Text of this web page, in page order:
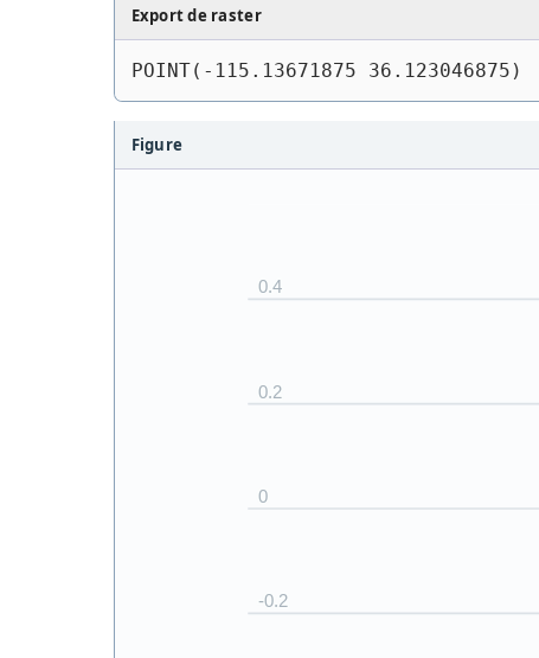
Export de raster
POINT(-115.13671875 36.123046875)
Figure